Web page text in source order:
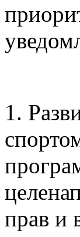
1.
прав и